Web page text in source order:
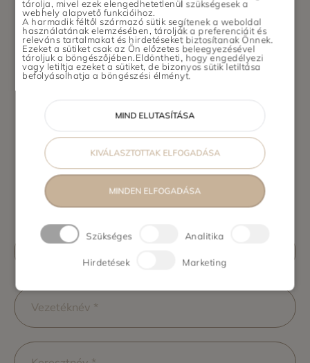
Adatvédelmi tájékoztató
Kapcsolat
tárolja, mivel ezek elengedhetetlenül szükségesek a
webhely alapvető funkcióihoz.
A harmadik féltől származó sütik segítenek a weboldal
használatának elemzésében, tárolják a preferenciáit és
releváns tartalmakat és hirdetéseket biztosítanak Önnek.
Ezeket a sütiket csak az Ön előzetes beleegyezésével
tároljuk a böngészőjében.Eldöntheti, hogy engedélyezi
vagy letiltja ezeket a sütiket, de bizonyos sütik letiltása
befolyásolhatja a böngészési élményt.
MIND ELUTASÍTÁSA
KIVÁLASZTOTTAK ELFOGADÁSA
MINDEN ELFOGADÁSA
Szükséges Analitika
Hirdetések Marketing